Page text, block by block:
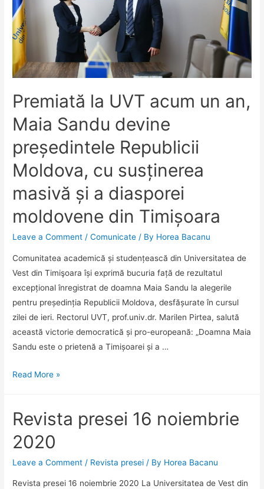
Premiată la UVT acum un an,
Maia Sandu devine
președintele Republicii
Moldova, cu susținerea
masivă și a diasporei
moldovene din Timișoara
Leave a Comment /Comunicate / By Horea Bacanu
Comunitatea academică și studențească din Universitatea de
Vest din Timişoara își exprimă bucuria față de rezultatul
excepțional înregistrat de doamna Maia Sandu la alegerile
pentru președinția Republicii Moldova, desfășurate în cursul
zilei de ieri. Rectorul UVT, prof.univ.dr. Marilen Pirtea, salută
această victorie democratică și pro-europeană: „Doamna Maia
Sandu este o prietenă a Timișoarei și a …
Premiată
acum
an,
Maia
Read More »
Revista presei 16 noiembrie
2020
Leave a Comment / Revista presei / By Horea Bacanu
Revista presei 16 noiembrie 2020 La Universitatea de Vest din